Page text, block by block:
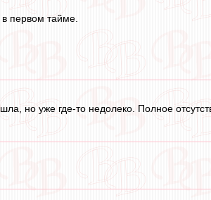
первом тайме.
но уже где-то недолеко. Полное